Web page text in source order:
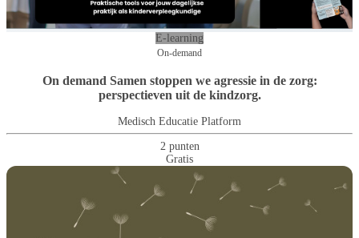
E-learning
On-demand
On demand Samen stoppen we agressie in de zorg:
perspectieven uit de kindzorg.
Medisch Educatie Platform
2 punten
Gratis